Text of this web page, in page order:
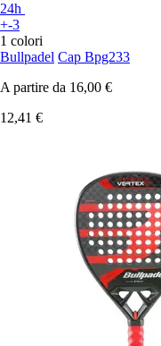
24h
+-3
1 colori
Bullpadel Cap Bpg233
A partire da 16,00 €
12,41 €